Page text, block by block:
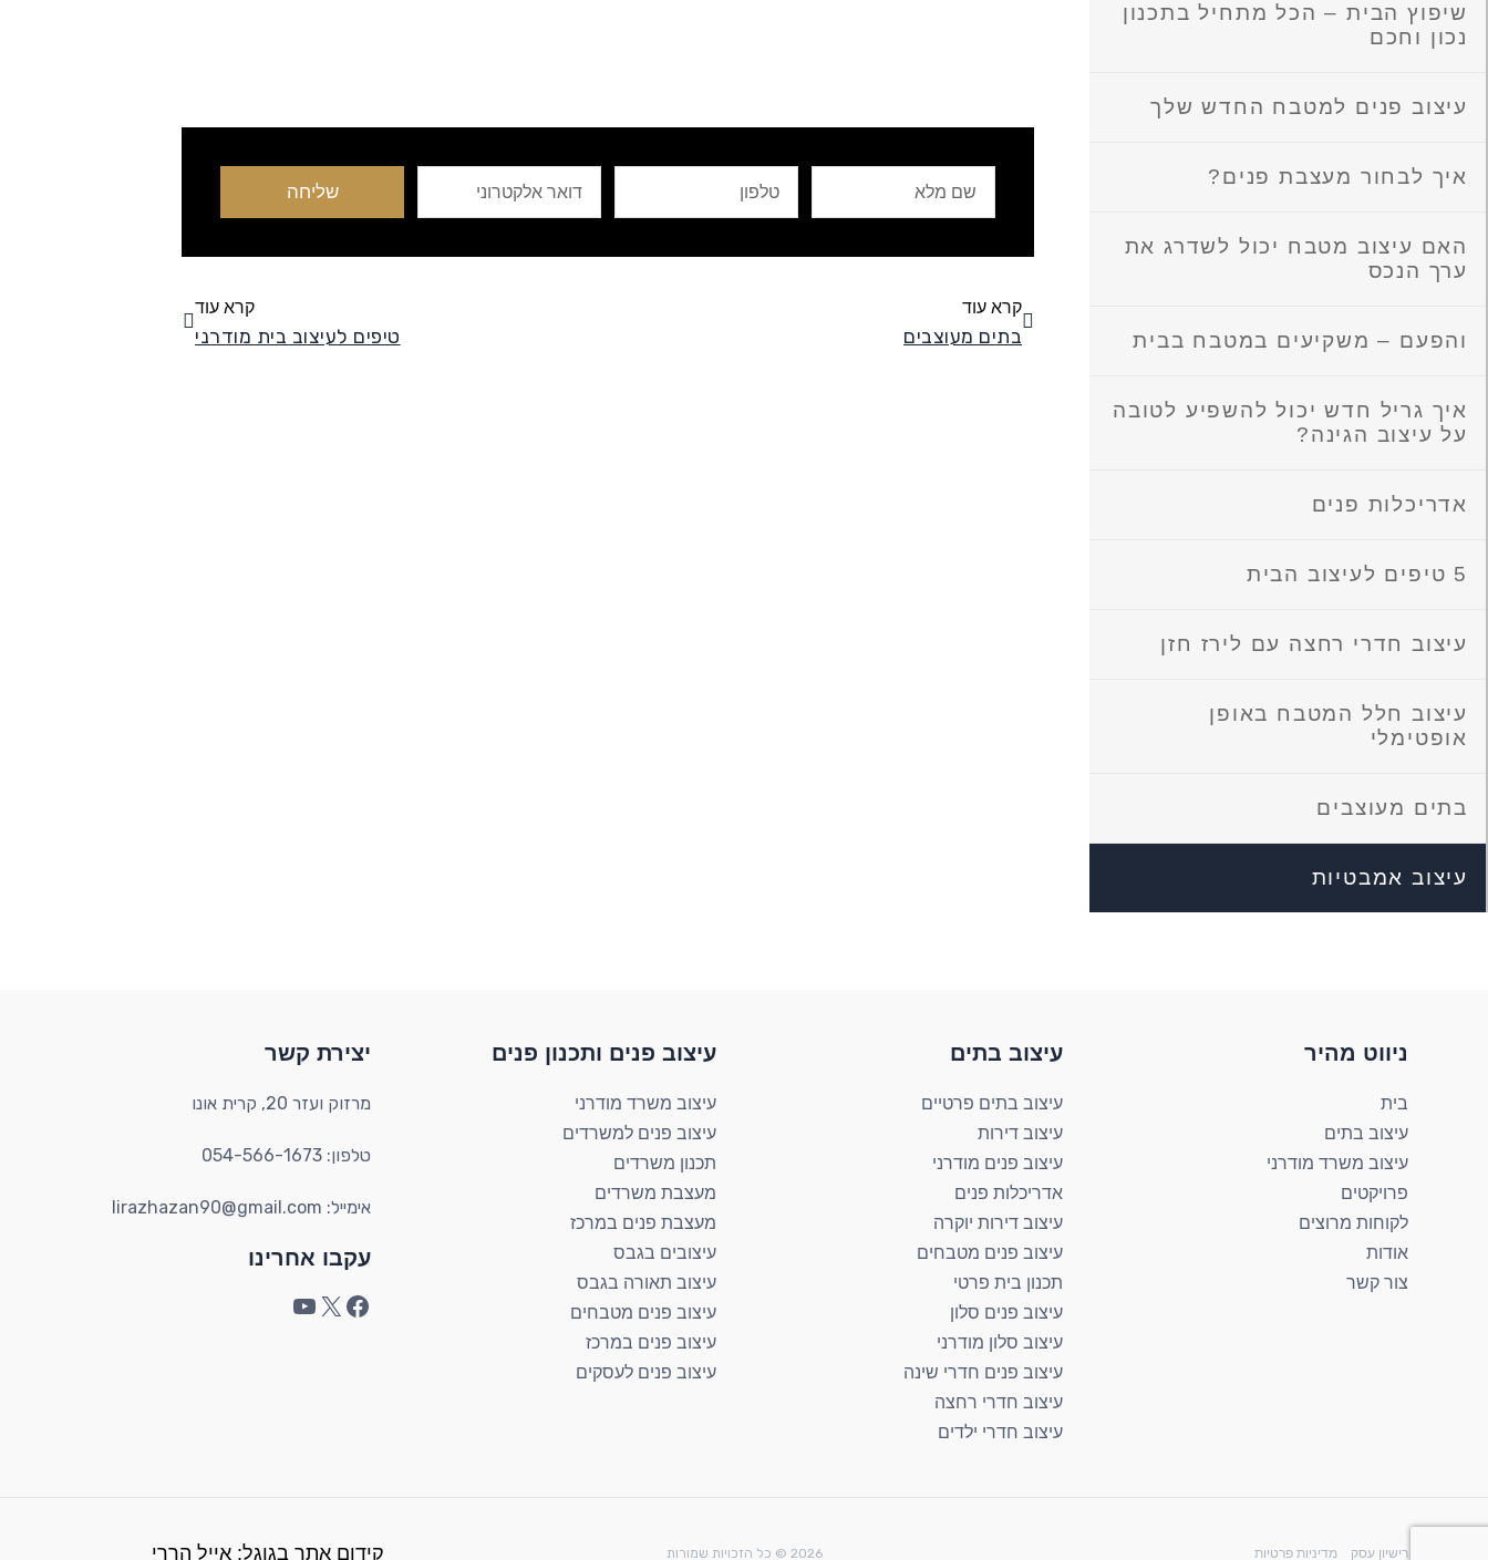
שיפוץ הבית – הכל מתחיל בתכנון
נכון וחכם
עיצוב פנים למטבח החדש שלך
איך לבחור מעצבת פנים?
האם עיצוב מטבח יכול לשדרג את
ערך הנכס
והפעם – משקיעים במטבח בבית
איך גריל חדש יכול להשפיע לטובה
על עיצוב הגינה?
אדריכלות פנים
5 טיפים לעיצוב הבית
עיצוב חדרי רחצה עם לירז חזן
עיצוב חלל המטבח באופן
אופטימלי
בתים מעוצבים
עיצוב אמבטיות
טלפון
שליחה
קרא עוד
בתים מעוצבים
קרא עוד
טיפים לעיצוב בית מודרני
ניווט מהיר
בית
עיצוב בתים
עיצוב משרד מודרני
פרויקטים
לקוחות מרוצים
אודות
צור קשר
עיצוב בתים​
עיצוב בתים פרטיים
עיצוב דירות
עיצוב פנים מודרני
אדריכלות פנים
עיצוב דירות יוקרה
עיצוב פנים מטבחים
תכנון בית פרטי
עיצוב פנים סלון
עיצוב סלון מודרני
עיצוב פנים חדרי שינה
עיצוב חדרי רחצה
עיצוב חדרי ילדים
עיצוב פנים ותכנון פנים​
עיצוב משרד מודרני
עיצוב פנים למשרדים
תכנון משרדים
מעצבת משרדים
מעצבת פנים במרכז
עיצובים בגבס
עיצוב תאורה בגבס
עיצוב פנים מטבחים
עיצוב פנים במרכז
עיצוב פנים לעסקים
יצירת קשר​
מרזוק ועזר 20, קרית אונו​
טלפון: 054-566-1673
אימייל: lirazhazan90@gmail.com
עקבו אחרינו
רישיון עסק מדיניות פרטיות 2026 © כל הזכויות שמורות קידום אתר בגוגל: אייל הררי